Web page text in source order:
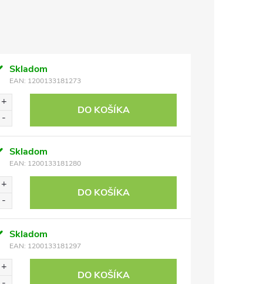
Skladom
EAN: 1200133181273
DO KOŠÍKA
Skladom
EAN: 1200133181280
DO KOŠÍKA
Skladom
EAN: 1200133181297
DO KOŠÍKA